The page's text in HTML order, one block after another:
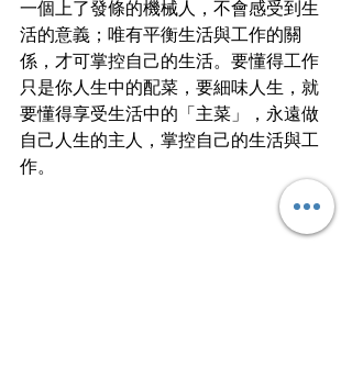
一個上了發條的機械人，不會感受到生
活的意義；唯有平衡生活與工作的關
係，才可掌控自己的生活。要懂得工作
只是你人生中的配菜，要細味人生，就
要懂得享受生活中的「主菜」，永遠做
自己人生的主人，掌控自己的生活與工
作。